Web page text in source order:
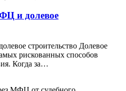
и долевое
строительство Долевое
рискованных способов
Когда за…